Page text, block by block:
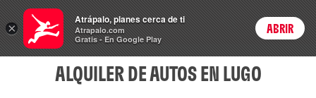
Autos Login
ALQUILER DE AUTOS EN LUGO
×
Atrápalo, planes cerca de ti
Atrapalo.com
Gratis - En Google Play
ABRIR